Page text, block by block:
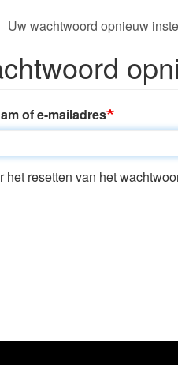
tabs
Uw wachtwoord opnieuw
of e-mailadres
het resetten van het